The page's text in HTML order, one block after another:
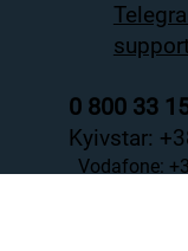
0 800 33
Kyivstar:
Vodаfone: